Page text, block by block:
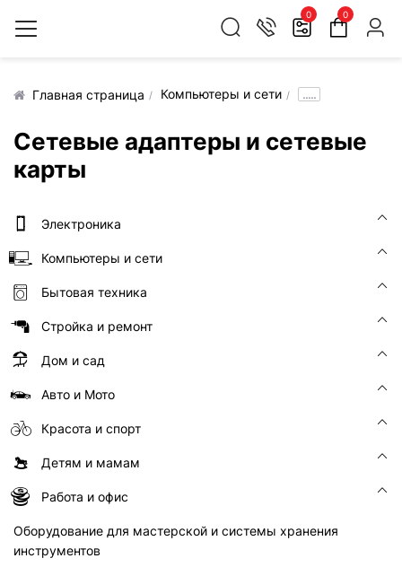
0 0
Главная страница Компьютеры и сети .....
Сетевые адаптеры и сетевые
карты
Электроника
Компьютеры и сети
Бытовая техника
Стройка и ремонт
Дом и сад
Авто и Мото
Красота и спорт
Детям и мамам
Работа и офис
Оборудование для мастерской и системы хранения
инструментов